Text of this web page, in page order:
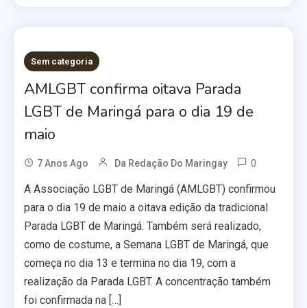
Sem categoria
AMLGBT confirma oitava Parada
LGBT de Maringá para o dia 19 de
maio
7 Anos Ago Da Redação Do Maringay 0
A Associação LGBT de Maringá (AMLGBT) confirmou
para o dia 19 de maio a oitava edição da tradicional
Parada LGBT de Maringá. Também será realizado,
como de costume, a Semana LGBT de Maringá, que
começa no dia 13 e termina no dia 19, com a
realização da Parada LGBT. A concentração também
foi confirmada na […]